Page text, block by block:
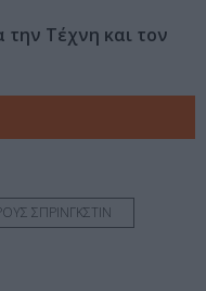
την Τέχνη και τον
ΣΠΡΙΝΓΚΣΤΙΝ